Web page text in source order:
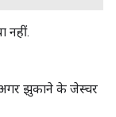
नहीं.
झुकाने के जेस्चर